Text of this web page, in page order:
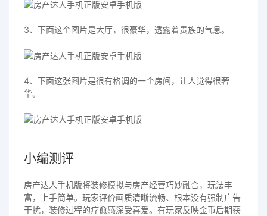
3、下面这个图片是大厅，很豪华，透露着贵族的气息。
4、下面这张图片是很有格调的一个房间，让人觉得很奢
华。
小编测评
房产达人手机版将装修模拟与房产经营巧妙融合，玩法丰
富，上手简单。玩家评价画质清晰流畅、根本没有强制广告
干扰，装修过程的疗愈感深受喜爱。有玩家反映金币后期获